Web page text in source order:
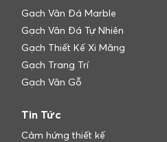
Gạch Vân Đá Marble
Gạch Vân Đá Tự Nhiên
Gạch Thiết Kế Xi Măng
Gạch Trang Trí
Gạch Vân Gỗ
Tin Tức
Cảm hứng thiết kế